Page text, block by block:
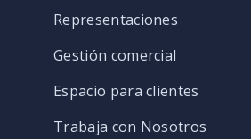
Representaciones
Gestión comercial
Espacio para clientes
Trabaja con Nosotros